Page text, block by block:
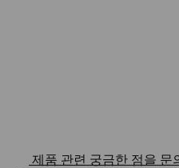
제품 관련 궁금한 점을 문